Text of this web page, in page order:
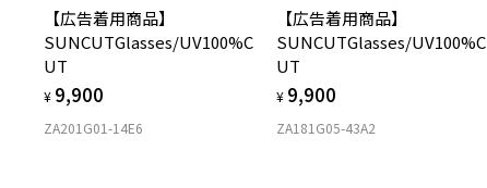
【広告着用商品】
SUNCUTGlasses/UV100%C
UT
¥ 9,900
ZA201G01-14E6
【広告着用商品】
SUNCUTGlasses/UV100%C
UT
¥ 9,900
ZA181G05-43A2